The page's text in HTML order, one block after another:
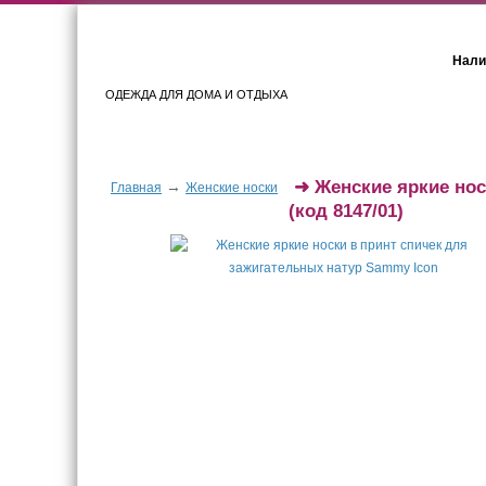
ОДЕЖДА ДЛЯ ДОМА И ОТДЫХА
Главная → Женские носки ➜ Женские яркие
(код 8147/01)